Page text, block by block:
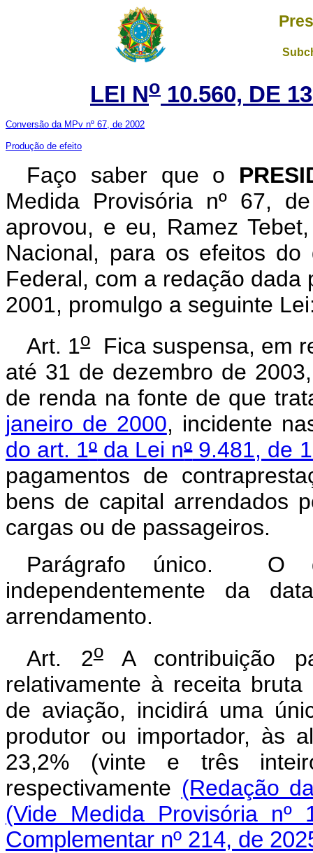
LEI No 10.560, DE
Conversão da MPv nº 67, de 2002
Produção de efeito
Faço saber que o
Medida Provisória nº 67,
aprovou, e eu, Ramez
Nacional, para os efeitos
Federal, com a redação dada
2001, promulgo a seguinte
Art. 1oFica suspensa, em
até 31 de dezembro de
de renda na fonte de que
janeiro de 2000, incidente
do art. 1ºda Lei nº9.481, de
pagamentos de
bens de capital arrendados
cargas ou de passageiros.
Parágrafo único. O
independentemente da
arrendamento.
Art. 2oA contribuição
relativamente à receita
de aviação, incidirá uma
produtor ou importador, às
23,2% (vinte e três
respectivamente (Redação
(Vide Medida Provisória nº
Complementar nº 214, de